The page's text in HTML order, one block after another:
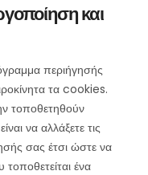
και
περιήγησής
τα cookies.
τοποθετηθούν
να αλλάξετε τις
σας έτσι ώστε να
ένα